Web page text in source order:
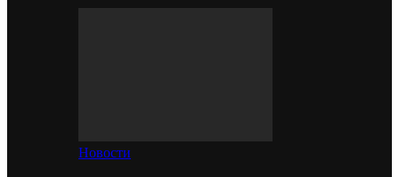
Новости